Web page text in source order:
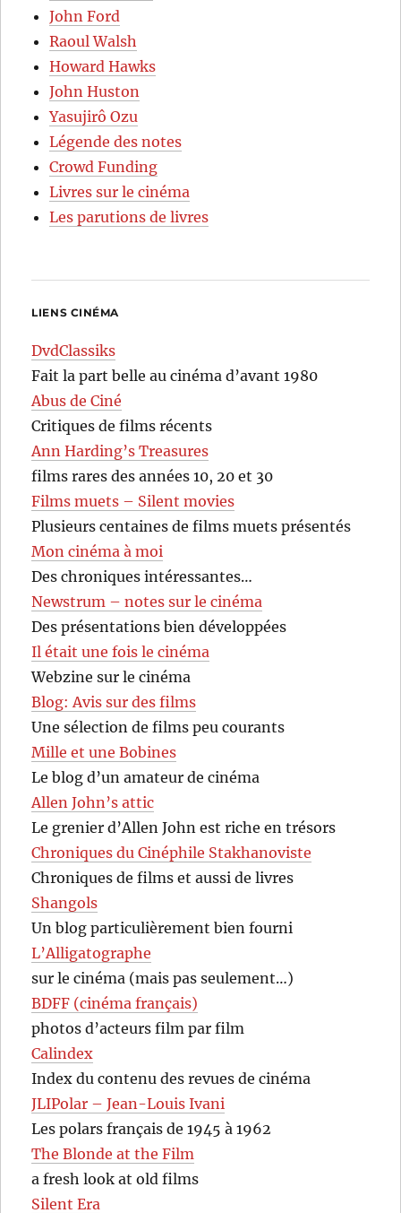
John Ford
Raoul Walsh
Howard Hawks
John Huston
Yasujirô Ozu
Légende des notes
Crowd Funding
Livres sur le cinéma
Les parutions de livres
LIENS CINÉMA
DvdClassiks
Fait la part belle au cinéma d’avant 1980
Abus de Ciné
Critiques de films récents
Ann Harding’s Treasures
films rares des années 10, 20 et 30
Films muets – Silent movies
Plusieurs centaines de films muets présentés
Mon cinéma à moi
Des chroniques intéressantes…
Newstrum – notes sur le cinéma
Des présentations bien développées
Il était une fois le cinéma
Webzine sur le cinéma
Blog: Avis sur des films
Une sélection de films peu courants
Mille et une Bobines
Le blog d’un amateur de cinéma
Allen John’s attic
Le grenier d’Allen John est riche en trésors
Chroniques du Cinéphile Stakhanoviste
Chroniques de films et aussi de livres
Shangols
Un blog particulièrement bien fourni
L’Alligatographe
sur le cinéma (mais pas seulement…)
BDFF (cinéma français)
photos d’acteurs film par film
Calindex
Index du contenu des revues de cinéma
JLIPolar – Jean-Louis Ivani
Les polars français de 1945 à 1962
The Blonde at the Film
a fresh look at old films
Silent Era